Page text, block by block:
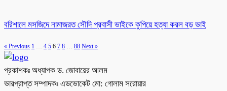
বরিশালে মসজিদে নামাজরত সৌদি প্রবাসী ভাইকে কুপিয়ে হত্যা করল বড় ভাই
« Previous 1 4 5 6 7 8 88 Next »
প্রকাশকঃ অধ্যাপক ড. জোবায়ের আলম
ভারপ্রাপ্ত সম্পাদকঃ এডভোকেট মো: গোলাম সরোয়ার